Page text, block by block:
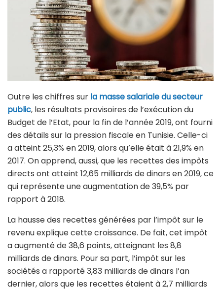
Outre les chiffres sur la masse salariale du secteur
public, les résultats provisoires de l’exécution du
Budget de l’Etat, pour la fin de l’année 2019, ont fourni
des détails sur la pression fiscale en Tunisie. Celle-ci
a atteint 25,3% en 2019, alors qu’elle était à 21,9% en
2017. On apprend, aussi, que les recettes des impôts
directs ont atteint 12,65 milliards de dinars en 2019, ce
qui représente une augmentation de 39,5% par
rapport à 2018.
La hausse des recettes générées par l’impôt sur le
revenu explique cette croissance. De fait, cet impôt
a augmenté de 38,6 points, atteignant les 8,8
milliards de dinars. Pour sa part, l’impôt sur les
sociétés a rapporté 3,83 milliards de dinars l’an
dernier, alors que les recettes étaient à 2,7 milliards